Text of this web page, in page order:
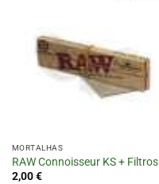
MORTALHAS
RAW Connoisseur KS + Filtros
2,00€